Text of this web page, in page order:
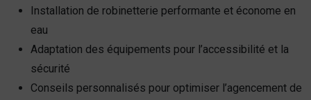
Installation de robinetterie performante et économe en
eau
Adaptation des équipements pour l’accessibilité et la
sécurité
Conseils personnalisés pour optimiser l’agencement de